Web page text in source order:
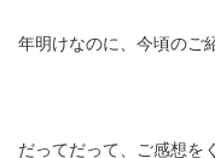
年明けなのに、今頃のご
だってだって、ご感想を